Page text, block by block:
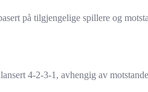
på tilgjengelige spillere og
4-2-3-1, avhengig av